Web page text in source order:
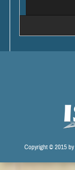
Copyright © 2015